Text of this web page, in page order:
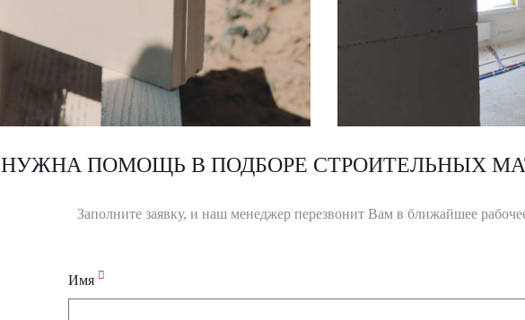
НУЖНА ПОМОЩЬ В ПОДБОРЕ СТРОИТЕЛЬНЫХ
Заполните заявку, и наш менеджер перезвонит Вам в ближайшее
Имя